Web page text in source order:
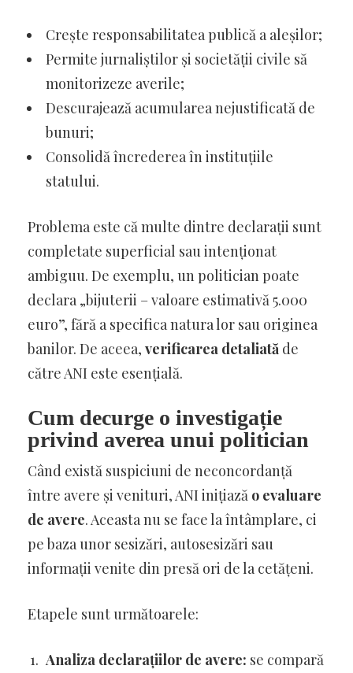
Crește responsabilitatea publică a aleșilor;
Permite jurnaliștilor și societății civile să
monitorizeze averile;
Descurajează acumularea nejustificată de
bunuri;
Consolidă încrederea în instituțiile
statului.
Problema este că multe dintre declarații sunt
completate superficial sau intenționat
ambiguu. De exemplu, un politician poate
declara „bijuterii – valoare estimativă 5.000
euro”, fără a specifica natura lor sau originea
banilor. De aceea, verificarea detaliată de
către ANI este esențială.
Cum decurge o investigație
privind averea unui politician
Când există suspiciuni de neconcordanță
între avere și venituri, ANI inițiază o evaluare
de avere. Aceasta nu se face la întâmplare, ci
pe baza unor sesizări, autosesizări sau
informații venite din presă ori de la cetățeni.
Etapele sunt următoarele:
Analiza declarațiilor de avere: se compară